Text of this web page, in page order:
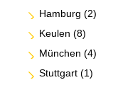
Hamburg (2)
Keulen (8)
München (4)
Stuttgart (1)